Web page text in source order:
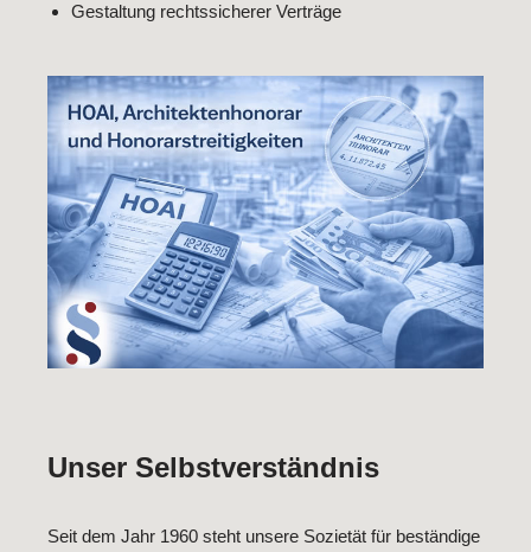
Gestaltung rechtssicherer Verträge
Unser Selbstverständnis
Seit dem Jahr 1960 steht unsere Sozietät für beständige